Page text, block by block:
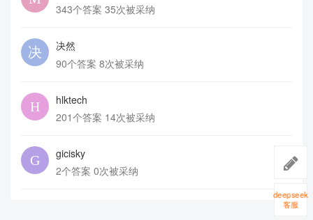
343个答案 35次被采纳
决然
90个答案 8次被采纳
hlktech
201个答案 14次被采纳
gicisky
2个答案 0次被采纳
deepseek
客服